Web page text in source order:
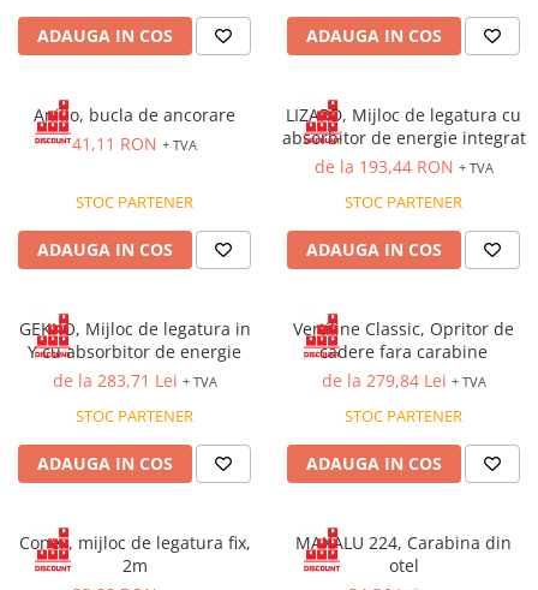
Jachete | Bluze Antichimice |
Multirisc
Îmbrăcăminte IGNIFUGĂ (ANTI-
FLACĂRĂ)
Cagule | Capisoane Ignifuge
Costume | Combinezoane Ignifuge
Jachete| Bluze Ignifuge
Pantaloni Ignifugi
Sorturi ignifuge
ÎNCĂLȚĂMINTE
Pantofi
Pantofi outdoor
Pantofi de lucru O1
Pantofi de protecție S1
Pantofi de protecție OB
ADAUGA IN COS ADAUGA IN COS
Anillo, bucla de ancorare
41,11 RON + TVA
STOC PARTENER
ADAUGA IN COS
LIZARD, Mijloc de legatura cu
absorbitor de energie integrat
de la 193,44 RON + TVA
STOC PARTENER
ADAUGA IN COS
GEKKO, Mijloc de legatura in
Y cu absorbitor de energie
de la 283,71 Lei + TVA
STOC PARTENER
ADAUGA IN COS
Vertiline Classic, Opritor de
cadere fara carabine
de la 279,84 Lei + TVA
STOC PARTENER
ADAUGA IN COS
Conex, mijloc de legatura fix,
2m
MAKALU 224, Carabina din
otel